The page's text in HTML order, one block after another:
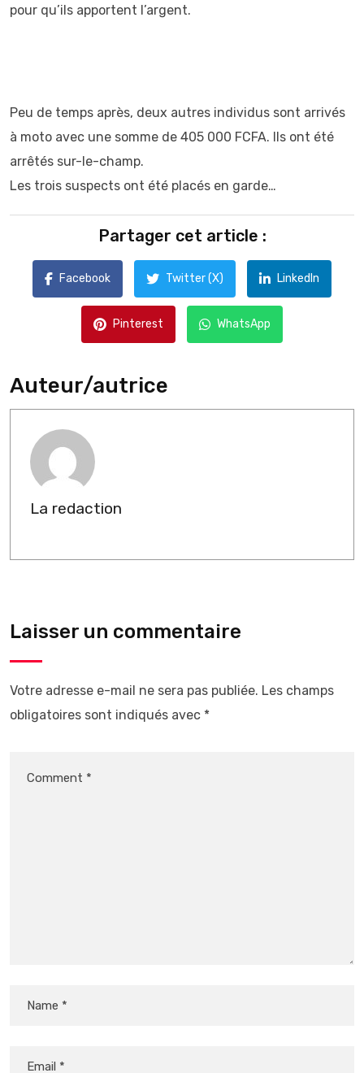
pour qu’ils apportent l’argent.
Peu de temps après, deux autres individus sont arrivés
à moto avec une somme de 405 000 FCFA. Ils ont été
arrêtés sur-le-champ.
Les trois suspects ont été placés en garde…
Partager cet article :
Facebook Twitter (X) LinkedIn
Pinterest WhatsApp
Auteur/autrice
La redaction
Laisser un commentaire
Votre adresse e-mail ne sera pas publiée. Les champs
obligatoires sont indiqués avec *